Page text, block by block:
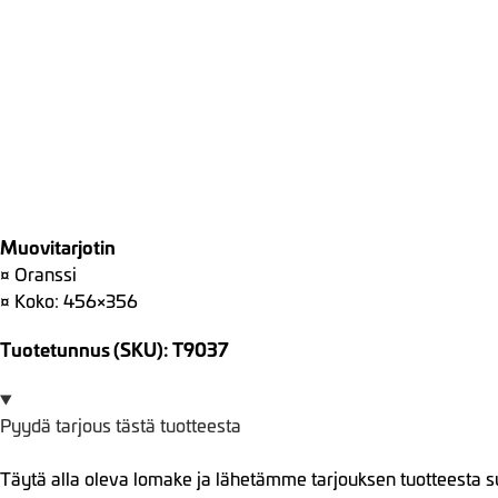
Muovitarjotin
¤ Oranssi
¤ Koko: 456×356
Tuotetunnus (SKU): T9037
Pyydä tarjous tästä tuotteesta
Täytä alla oleva lomake ja lähetämme tarjouksen tuotteesta